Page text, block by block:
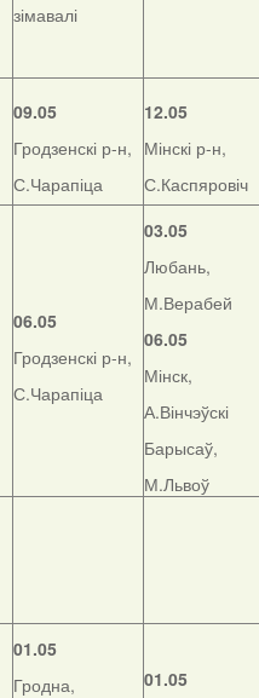
зімавалі
09.05
Гродзенскі р-н,
С.Чарапіца
12.05
Мінскі р-н,
С.Каспяровіч
06.05
Гродзенскі р-н,
С.Чарапіца
03.05
Любань,
М.Верабей
06.05
Мінск,
А.Вінчэўскі
Барысаў,
М.Львоў
01.05
Гродна,
01.05